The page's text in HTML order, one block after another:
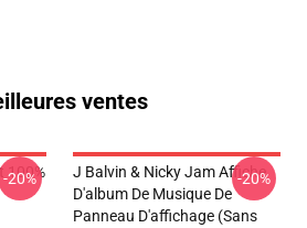
ventes
100%
-20%
J Balvin & Nicky Jam Affiche
D'album De Musique De
Panneau D'affichage (sans
-20%